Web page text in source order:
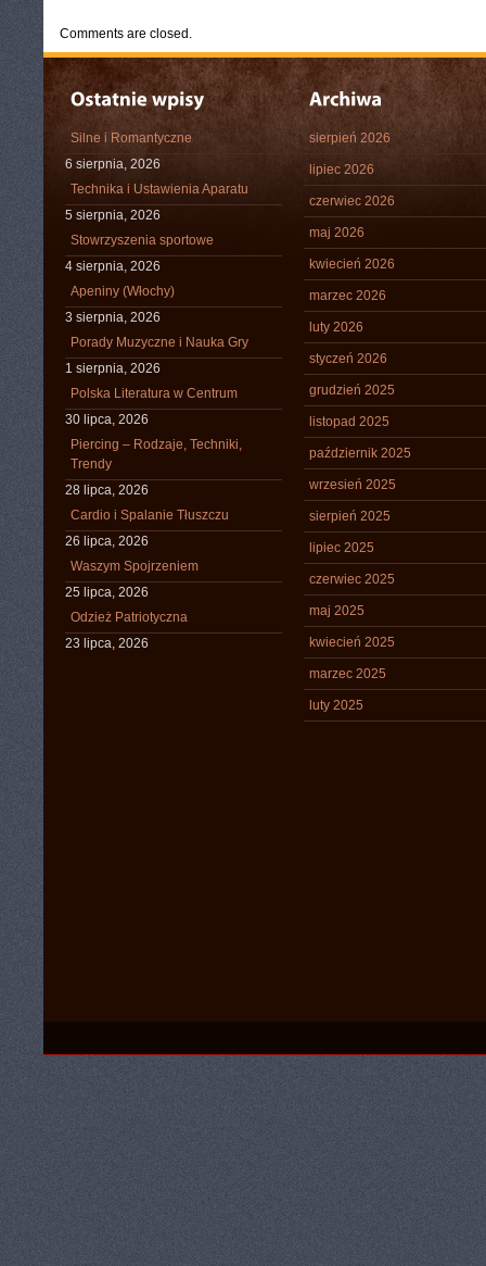
Comments are closed.
Silne i Romantyczne
6 sierpnia, 2026
Technika i Ustawienia Aparatu
5 sierpnia, 2026
Stowrzyszenia sportowe
4 sierpnia, 2026
Apeniny (Włochy)
3 sierpnia, 2026
Porady Muzyczne i Nauka Gry
1 sierpnia, 2026
Polska Literatura w Centrum
30 lipca, 2026
Piercing – Rodzaje, Techniki,
Trendy
28 lipca, 2026
Cardio i Spalanie Tłuszczu
26 lipca, 2026
Waszym Spojrzeniem
25 lipca, 2026
Odzież Patriotyczna
23 lipca, 2026
sierpień 2026
lipiec 2026
czerwiec 2026
maj 2026
kwiecień 2026
marzec 2026
luty 2026
styczeń 2026
grudzień 2025
listopad 2025
październik 2025
wrzesień 2025
sierpień 2025
lipiec 2025
czerwiec 2025
maj 2025
kwiecień 2025
marzec 2025
luty 2025